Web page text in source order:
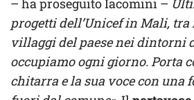
– ha proseguito Iacomini –
progetti dell’Unicef in Mali,
villaggi del paese nei dintorni
occupiamo ogni giorno. Porta
chitarra e la sua voce con una